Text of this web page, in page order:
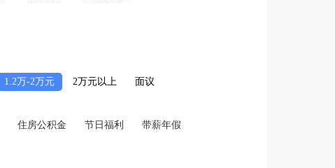
1.2万-2万元 2万元以上 面议
住房公积金 节日福利 带薪年假